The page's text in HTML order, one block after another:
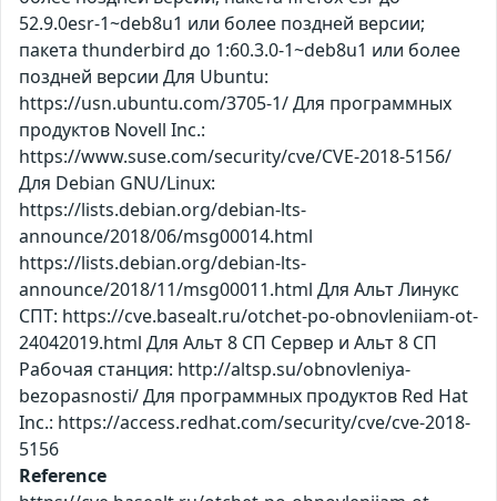
52.9.0esr-1~deb8u1 или более поздней версии;
пакета thunderbird до 1:60.3.0-1~deb8u1 или более
поздней версии Для Ubuntu:
https://usn.ubuntu.com/3705-1/ Для программных
продуктов Novell Inc.:
https://www.suse.com/security/cve/CVE-2018-5156/
Для Debian GNU/Linux:
https://lists.debian.org/debian-lts-
announce/2018/06/msg00014.html
https://lists.debian.org/debian-lts-
announce/2018/11/msg00011.html Для Альт Линукс
СПТ: https://cve.basealt.ru/otchet-po-obnovleniiam-ot-
24042019.html Для Альт 8 СП Сервер и Альт 8 СП
Рабочая станция: http://altsp.su/obnovleniya-
bezopasnosti/ Для программных продуктов Red Hat
Inc.: https://access.redhat.com/security/cve/cve-2018-
5156
Reference